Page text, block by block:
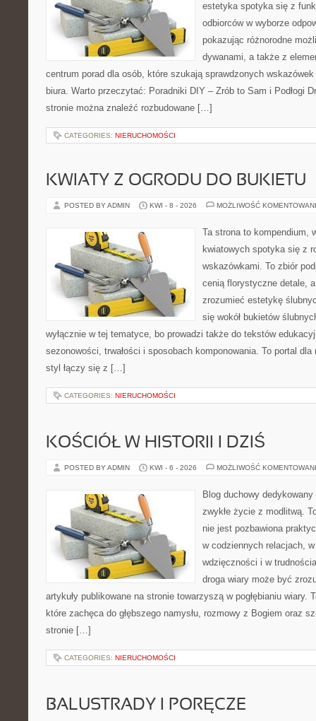
estetyka spotyka się z
odbiorców w wyborze
pokazując różnorodne
dywanami, a także z
centrum porad dla osób, które szukają sprawdzonych
biura. Warto przeczytać: Poradniki DIY – Zrób to Sam i Podłogi
stronie można znaleźć rozbudowane […]
CATEGORIES: NIERUCHOMOŚCI
KWIATY Z OGRODU DO BUKIETU
POSTED BY ADMIN KWI - 8 - 2026 MOŻLIWOŚĆ
Ta strona to kompendium,
kwiatowych spotyka się z
wskazówkami. To zbiór
cenią florystyczne detale,
zrozumieć estetykę
się wokół bukietów
wyłącznie w tej tematyce, bo prowadzi także do tekstów
sezonowości, trwałości i sposobach komponowania. To portal
styl łączy się z […]
CATEGORIES: NIERUCHOMOŚCI
KOŚCIÓŁ W HISTORII I DZIŚ
POSTED BY ADMIN KWI - 6 - 2026 MOŻLIWOŚĆ
Blog duchowy
zwykłe życie z modlitwą.
nie jest pozbawiona
w codziennych relacjach,
wdzięczności i w
droga wiary może być
artykuły publikowane na stronie towarzyszą w pogłębianiu wiary.
które zachęca do głębszego namysłu, rozmowy z Bogiem oraz
stronie […]
CATEGORIES: NIERUCHOMOŚCI
BALUSTRADY I PORĘCZE